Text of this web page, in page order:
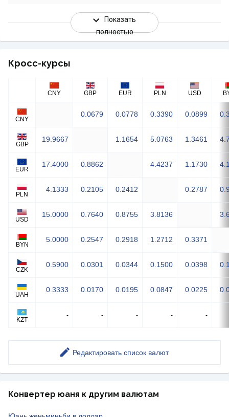
Показать
полностью
Кросс-курсы
CNY GBP EUR PLN USD
CNY
0.0679 0.0778 0.3390 0.0899
GBP
19.9667 1.1654 5.0763 1.3461
EUR
17.4000 0.8862 4.4237 1.1730
PLN
4.1333 0.2105 0.2412 0.2787
USD
15.0000 0.7640 0.8755 3.8136
BYN
5.0000 0.2547 0.2918 1.2712 0.3371
CZK
0.5900 0.0301 0.0344 0.1500 0.0398
UAH
0.3333 0.0170 0.0195 0.0847 0.0225
KZT
- - - - -
Редактировать список валют
Конвертер юаня к другим валютам